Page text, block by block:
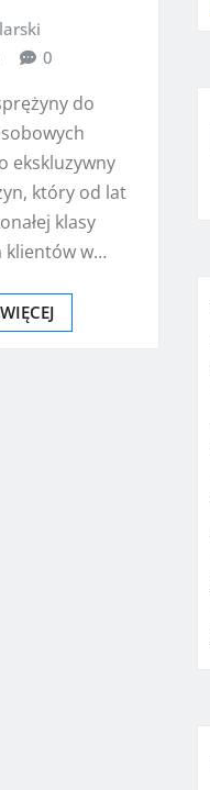
0
do
ekskluzywny
który od lat
klasy
klientów w…